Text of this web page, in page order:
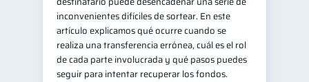
inconvenientes difíciles de sortear. En este
artículo explicamos qué ocurre cuando se
realiza una transferencia errónea, cuál es el rol
de cada parte involucrada y qué pasos puedes
seguir para intentar recuperar los fondos.